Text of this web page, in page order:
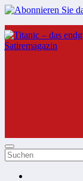
Zum
Inhalt
springen